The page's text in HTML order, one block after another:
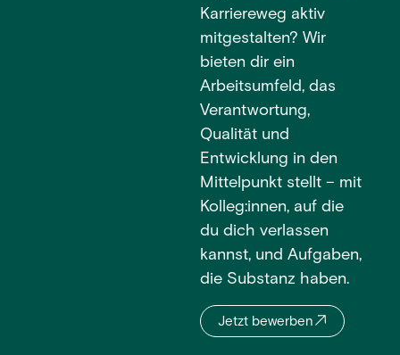
Karriereweg aktiv
mitgestalten? Wir
bieten dir ein
Arbeitsumfeld, das
Verantwortung,
Qualität und
Entwicklung in den
Mittelpunkt stellt – mit
Kolleg:innen, auf die
du dich verlassen
kannst, und Aufgaben,
die Substanz haben.
Jetzt bewerben